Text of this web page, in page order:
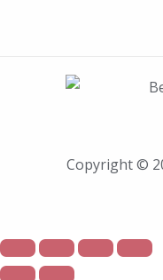
Copyright ©